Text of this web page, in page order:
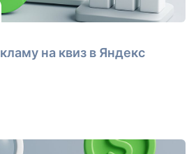
на квиз в Яндекс